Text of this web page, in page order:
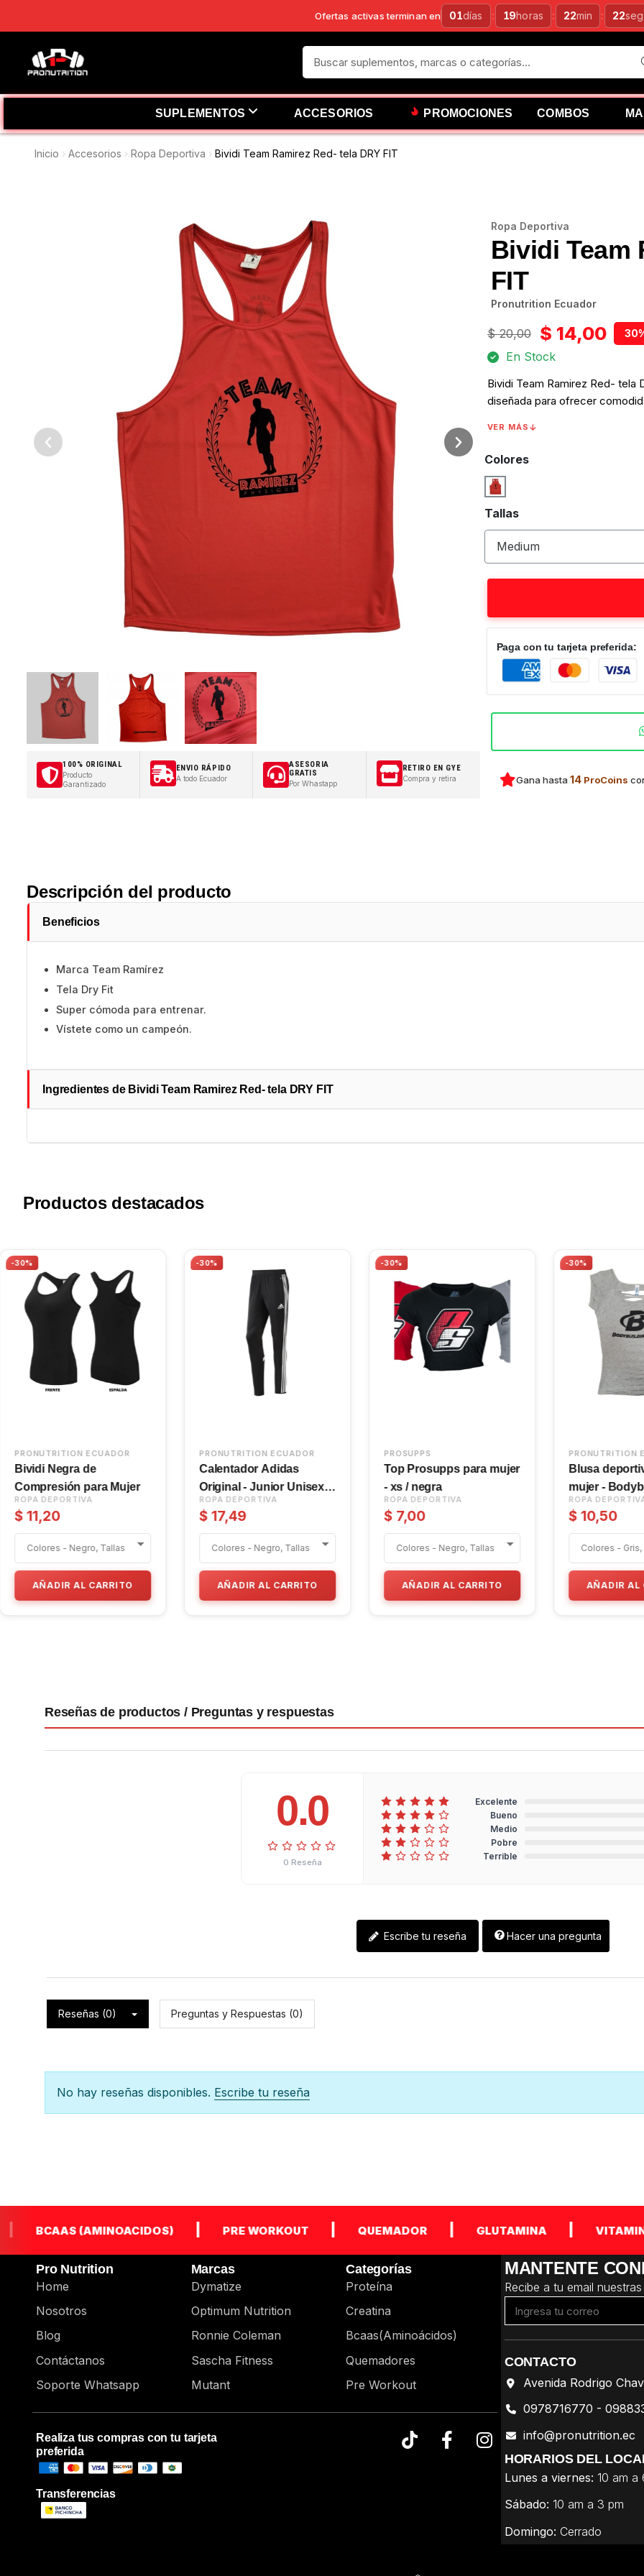
Ofertas activas terminan en 01días : 19horas : 22min : 21seg
SUPLEMENTOS ACCESORIOS PROMOCIONES COMBOS
Inicio Accesorios Ropa Deportiva Bividi Team Ramirez Red- tela DRY FIT
100% ORIGINAL
Producto
Garantizado
ENVIO RÁPIDO
A todo Ecuador
ASESORIA
GRATIS
Por Whastapp
RETIRO EN GYE
Compra y retira
Ropa Deportiva
Bividi Team
FIT
Pronutrition Ecuador
$ 20,00 $ 14,00
En Stock
Bividi Team Ramirez Red- tela
diseñada para ofrecer
como un. Es ideal para usar
física que exija confort y
VER MÁS
Colores
Tallas
Paga con tu tarjeta preferida:
Gana hasta 14ProCoins
Descripción del producto
Beneficios
Marca Team Ramírez
Tela Dry Fit
Super cómoda para entrenar.
Vístete como un campeón.
Ingredientes de Bividi Team Ramirez Red- tela DRY FIT
Productos destacados
PRONUTRITION ECUADOR
Blusa deportiva para
mujer - Bodybuilding
ROPA DEPORTIVA
$ 10,50
AÑADIR AL CARRITO
PRONUTRITION ECUADOR
Bividi para Mujer - diseño
fitness love
ROPA DEPORTIVA
$ 10,50
AÑADIR AL CARRITO
PRONUTRITION ECUADOR
Bividi deportiva
HappyHours para mujer
ROPA DEPORTIVA
$ 10,50
AÑADIR AL CARRITO
Large
ROPA
$ 5,59
Reseñas de productos / Preguntas y respuestas
0.0
0 Reseña
Excelente
Bueno
Medio
Pobre
Terrible
Escribe tu reseña Hacer una pregunta
Reseñas (0) Preguntas y Respuestas (0)
No hay reseñas disponibles. Escribe tu reseña
(AMINOACIDOS) | PRE WORKOUT | QUEMADOR | GLUTAMINA | VITAMINAS Y
Pro Nutrition
Home
Nosotros
Blog
Contáctanos
Soporte Whatsapp
Marcas
Dymatize
Optimum Nutrition
Ronnie Coleman
Sascha Fitness
Mutant
Categorías
Proteína
Creatina
Bcaas(Aminoácidos)
Quemadores
Pre Workout
Realiza tus compras con tu tarjeta
preferida
Transferencias
MANTENTE
Recibe a tu email
CONTACTO
Avenida Rodrigo
0978716770 -
info@pronutrition.ec
HORARIOS DEL
Lunes a viernes: 10 am a
Sábado: 10 am a 3 pm
Domingo: Cerrado